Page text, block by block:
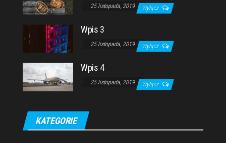
25 listopada, 2019 Wyłącz
Wpis 3
25 listopada, 2019 Wyłącz
Wpis 4
25 listopada, 2019 Wyłącz
KATEGORIE